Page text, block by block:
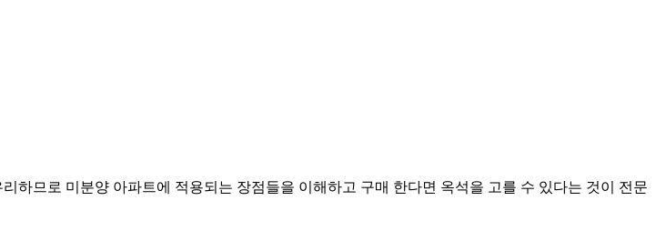
하므로 미분양 아파트에 적용되는 장점들을 이해하고 구매 한다면 옥석을 고를 수 있다는 것이 전문